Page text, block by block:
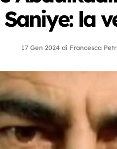
Saniye: la
17 Gen 2024 di Francesca